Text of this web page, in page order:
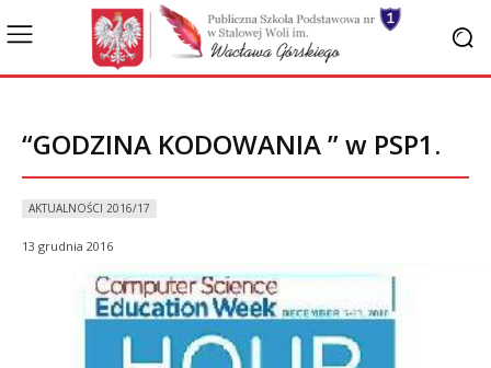
“GODZINA KODOWANIA ” w PSP1.
AKTUALNOŚCI 2016/17
13 grudnia 2016